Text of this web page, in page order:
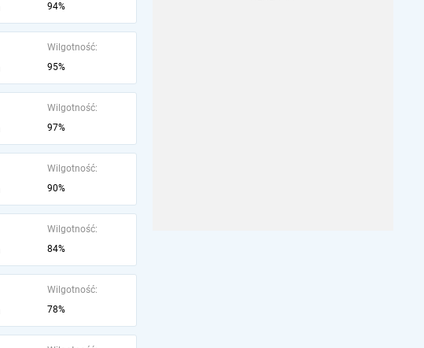
94%
Wilgotność:
95%
Wilgotność:
97%
Wilgotność:
90%
Wilgotność:
84%
Wilgotność:
78%